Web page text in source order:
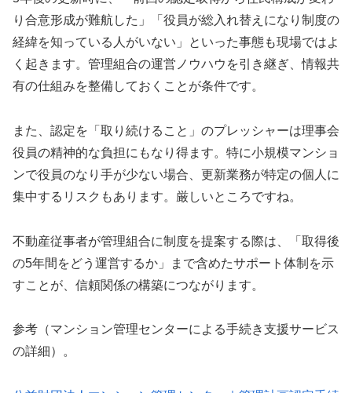
り合意形成が難航した」「役員が総入れ替えになり制度の
経緯を知っている人がいない」といった事態も現場ではよ
く起きます。管理組合の運営ノウハウを引き継ぎ、情報共
有の仕組みを整備しておくことが条件です。
また、認定を「取り続けること」のプレッシャーは理事会
役員の精神的な負担にもなり得ます。特に小規模マンショ
ンで役員のなり手が少ない場合、更新業務が特定の個人に
集中するリスクもあります。厳しいところですね。
不動産従事者が管理組合に制度を提案する際は、「取得後
の5年間をどう運営するか」まで含めたサポート体制を示
すことが、信頼関係の構築につながります。
参考（マンション管理センターによる手続き支援サービス
の詳細）。